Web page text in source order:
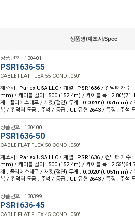
상품명/제조사/Spec
상품번호 : 130401
PSR1636-55
CABLE FLAT FLEX 55 COND .050"
제조사 : Parlex USA LLC / 계열 : PSR1636 / 컨덕터 개수
mm) / 케이블 길이 : 500'(152.4m) / 케이블 폭 :
재 : 폴리에스테르 / 재킷(절연) 두께 : 0.0020"(0.051mm) /
복 / 컨덕터 도금 : 주석 / 등급 : UL 유형 2643 / 특징 : 주석
상품번호 : 130400
PSR1636-50
CABLE FLAT FLEX 50 COND .050"
제조사 : Parlex USA LLC / 계열 : PSR1636 / 컨덕터 개수
mm) / 케이블 길이 : 500'(152.4m) / 케이블 폭 :
재 : 폴리에스테르 / 재킷(절연) 두께 : 0.0020"(0.051mm) /
복 / 컨덕터 도금 : 주석 / 등급 : UL 유형 2643 / 특징 : 주석
상품번호 : 130399
PSR1636-45
CABLE FLAT FLEX 45 COND .050"